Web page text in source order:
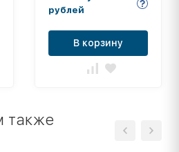
рублей
В корзину
также